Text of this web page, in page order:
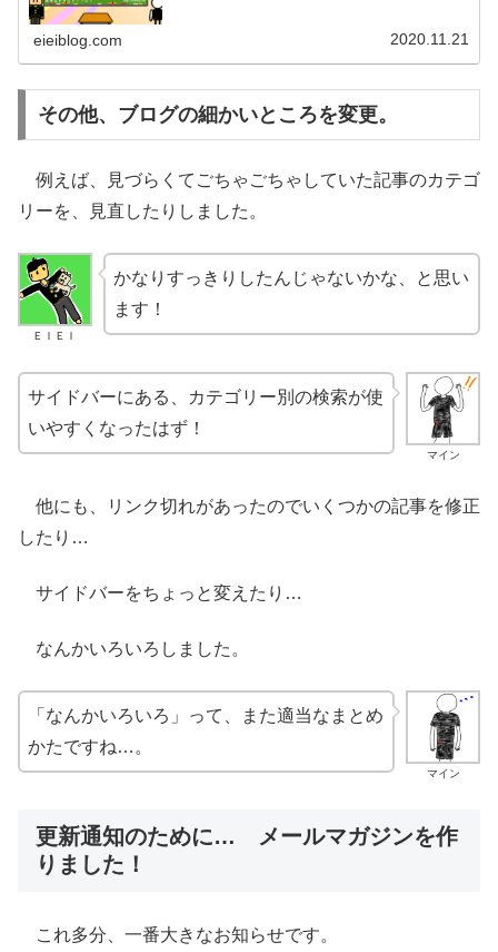
eieiblog.com 2020.11.21
その他、ブログの細かいところを変更。
例えば、見づらくてごちゃごちゃしていた記事のカテゴ
リーを、見直したりしました。
ＥＩＥＩ
かなりすっきりしたんじゃないかな、と思い
ます！
マイン
サイドバーにある、カテゴリー別の検索が使
いやすくなったはず！
他にも、リンク切れがあったのでいくつかの記事を修正
したり…
サイドバーをちょっと変えたり…
なんかいろいろしました。
マイン
「なんかいろいろ」って、また適当なまとめ
かたですね…。
更新通知のために… メールマガジンを作
りました！
これ多分、一番大きなお知らせです。